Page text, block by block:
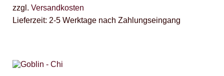
zzgl. Versandkosten
Lieferzeit: 2-5 Werktage nach Zahlungseingang